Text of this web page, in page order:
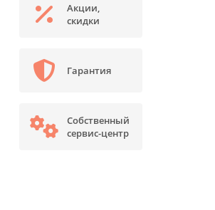
Акции,
скидки
Гарантия
Собственный
сервис-центр